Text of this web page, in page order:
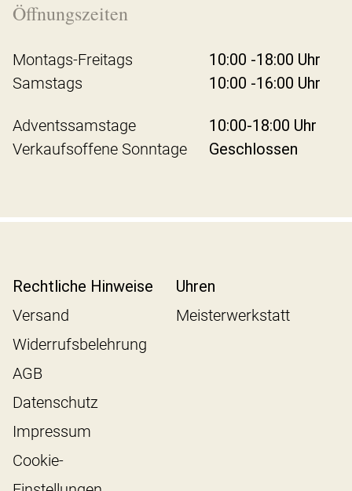
Öffnungszeiten
Montags-Freitags
10:00 -18:00 Uhr
Samstags
10:00 -16:00 Uhr
Adventssamstage
10:00-18:00 Uhr
Verkaufsoffene Sonntage
Geschlossen
Rechtliche Hinweise
Versand
Widerrufsbelehrung
AGB
Datenschutz
Impressum
Cookie-
Uhren
Meisterwerkstatt